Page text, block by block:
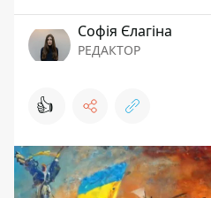
Софія Єлагіна
РЕДАКТОР
👍